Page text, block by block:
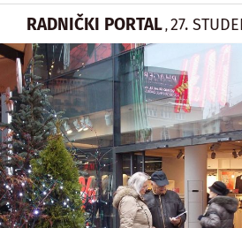
RADNIČKI PORTAL , 27.